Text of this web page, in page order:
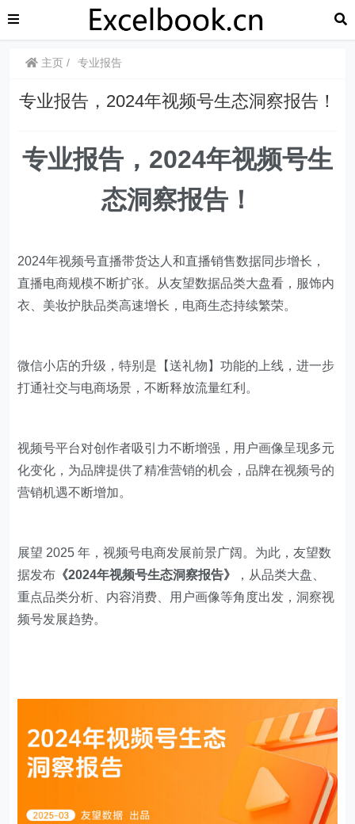
主页 专业报告
专业报告，2024年视频号生态洞察报告！
专业报告，2024年视频号生
态洞察报告！
2024年视频号直播带货达人和直播销售数据同步增长，
直播电商规模不断扩张。从友望数据品类大盘看，服饰内
衣、美妆护肤品类高速增长，电商生态持续繁荣。
微信小店的升级，特别是【送礼物】功能的上线，进一步
打通社交与电商场景，不断释放流量红利。
视频号平台对创作者吸引力不断增强，用户画像呈现多元
化变化，为品牌提供了精准营销的机会，品牌在视频号的
营销机遇不断增加。
展望 2025 年，视频号电商发展前景广阔。为此，友望数
据发布 《2024年视频号生态洞察报告》
，从品类大盘、
重点品类分析、内容消费、用户画像等角度出发，洞察视
频号发展趋势。